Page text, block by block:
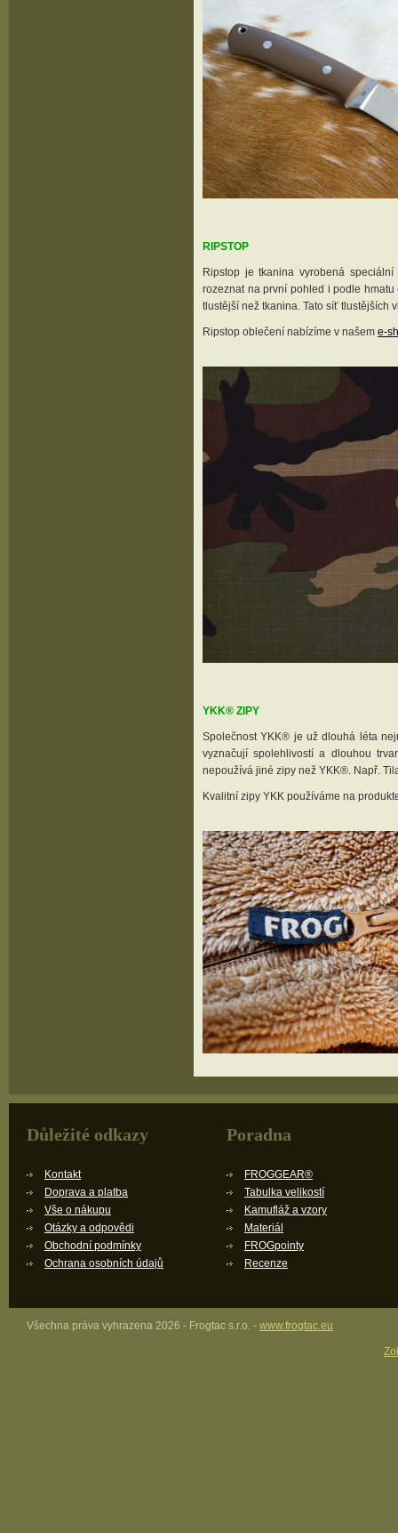
RIPSTOP
Ripstop je tkanina vyrobená
rozeznat na první pohled i podle
tlustější než tkanina. Tato síť tlustějších
Ripstop oblečení nabízíme v našem e-
YKK® ZIPY
Společnost YKK® je už dlouhá léta
vyznačují spolehlivostí a dlouhou
nepoužívá jiné zipy než YKK®. Např.
Kvalitní zipy YKK používáme na
Důležité odkazy
Kontakt
Doprava a platba
Vše o nákupu
Otázky a odpovědi
Obchodní podmínky
Ochrana osobních údajů
Poradna
FROGGEAR®
Tabulka velikostí
Kamufláž a vzory
Materiál
FROGpointy
Recenze
Všechna práva vyhrazena 2026 - Frogtac s.r.o. - www.frogtac.eu